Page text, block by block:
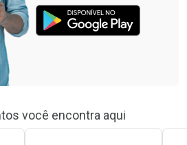
você encontra aqui